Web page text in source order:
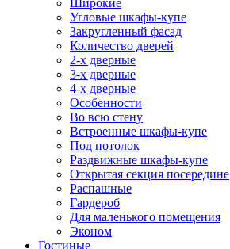
Широкие
Угловые шкафы-купе
Закругленный фасад
Количество дверей
2-х дверные
3-х дверные
4-х дверные
Особенности
Во всю стену
Встроенные шкафы-купе
Под потолок
Раздвижные шкафы-купе
Открытая секция посередине
Распашные
Гардероб
Для маленького помещения
Эконом
Гостиные